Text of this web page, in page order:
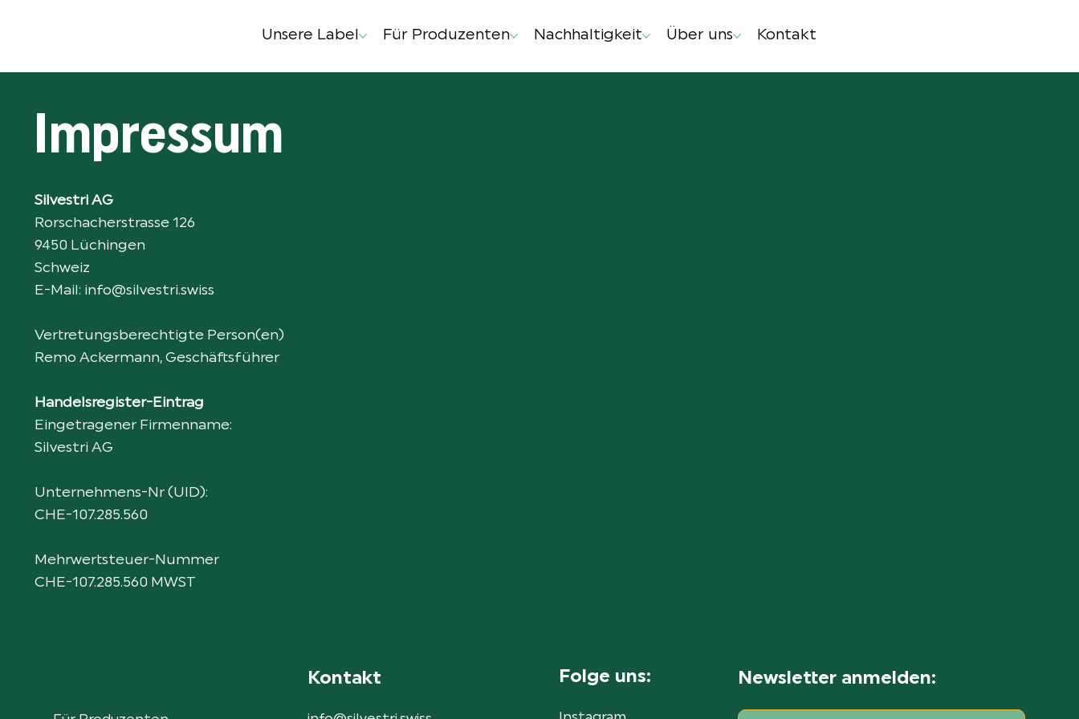
Unsere Label Für Produzenten Nachhaltigkeit Über uns Kontakt
Impressum
Silvestri AG
Rorschacherstrasse 126
9450 Lüchingen
Schweiz
E-Mail: info@silvestri.swiss
Vertretungsberechtigte Person(en)
Remo Ackermann, Geschäftsführer
Handelsregister-Eintrag
Eingetragener Firmenname:
Silvestri AG
Unternehmens-Nr (UID):
CHE-107.285.560
Mehrwertsteuer-Nummer
CHE-107.285.560 MWST
Kontakt Folge uns: Newsletter anmelden: